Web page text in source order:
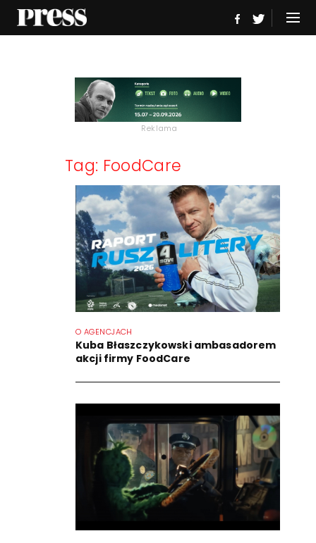
Reklama
Tag: FoodCare
O AGENCJACH
Kuba Błaszczykowski ambasadorem
akcji firmy FoodCare